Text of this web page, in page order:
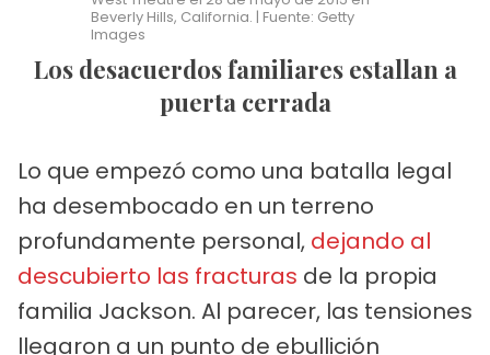
Beverly Hills, California. | Fuente: Getty
Images
Los desacuerdos familiares estallan a
puerta cerrada
Lo que empezó como una batalla legal
ha desembocado en un terreno
profundamente personal, dejando al
descubierto las fracturas de la propia
familia Jackson. Al parecer, las tensiones
llegaron a un punto de ebullición